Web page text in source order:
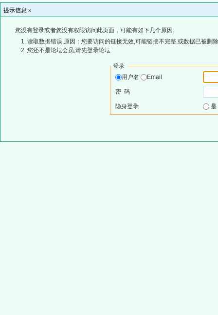
提示信息 »
您没有登录或者您没有权限访问此页面，可能有如下几个原因:
读取数据错误,原因：您要访问的链接无效,可能链接不完整,或数据已被删
您还不是论坛会员,请先登录论坛
登录
用户名
Email
密 码
隐身登录